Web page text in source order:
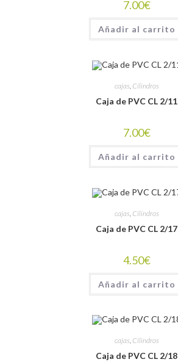
7.00€
Añadir al carrito
cajas Cilindros
Caja de PVC CL 2/11
7.00€
Añadir al carrito
cajas Cilindros
Caja de PVC CL 2/17
4.50€
Añadir al carrito
cajas, Cilindros
Caja de PVC CL 2/18